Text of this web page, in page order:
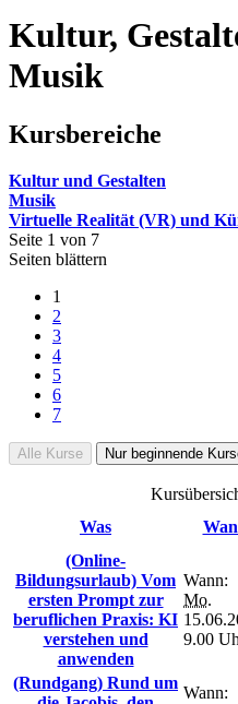
Kultur,
Musik
Kursbereiche
Kultur und Gestalten
Musik
Virtuelle Realität (VR) und
Seite 1 von 7
Seiten blättern
1
2
3
4
5
6
7
Alle Kurse Nur beginnende
Was
(Online-
Bildungsurlaub) Vom
ersten Prompt zur
beruflichen Praxis: KI
verstehen und
anwenden
Wann:
Mo.
9.00
(Rundgang) Rund um
Wann: